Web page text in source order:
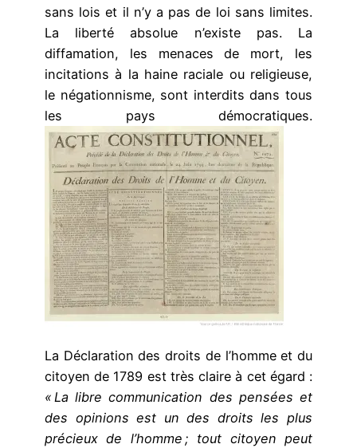
sans lois et il n’y a pas de loi sans limites.
La liberté absolue n’existe pas. La
diffamation, les menaces de mort, les
incitations à la haine raciale ou religieuse,
le négationnisme, sont interdits dans tous
les pays démocratiques.
La Déclaration des droits de l’homme et du
citoyen de 1789 est très claire à cet égard :
« La libre communication des pensées et
des opinions est un des droits les plus
précieux de l’homme ; tout citoyen peut